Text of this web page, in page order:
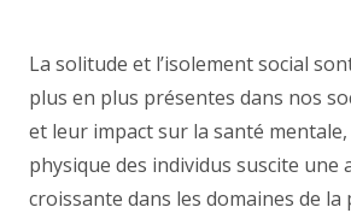
La solitude et l’isolement social
plus en plus présentes dans nos
et leur impact sur la santé
physique des individus suscite une
croissante dans les domaines de la